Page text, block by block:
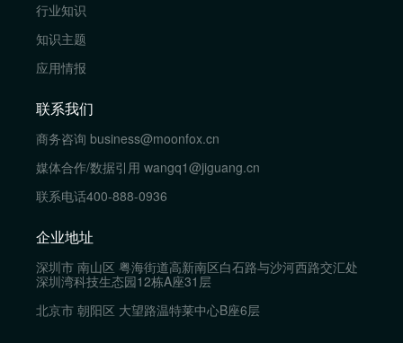
行业知识
知识主题
应用情报
联系我们
商务咨询 business@moonfox.cn
媒体合作/数据引用 wangq1@jiguang.cn
联系电话400-888-0936
企业地址
深圳市 南山区 粤海街道高新南区白石路与沙河西路交汇处
深圳湾科技生态园12栋A座31层
北京市 朝阳区 大望路温特莱中心B座6层